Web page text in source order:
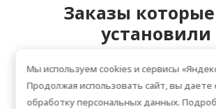
Заказы
установили
ПРИМЕРЫ НАШИХ РАБОТ. ЗА 2025 ГОД
ЗАКАЗОВ!
Мы используем cookies и сервисы
Продолжая использовать сайт, вы даете
обработку персональных данных.